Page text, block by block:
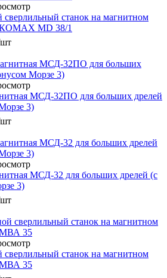
сверлильный станок на магнитном
КОМАХ МD 38/1
МСД-32ПО для больших дрелей
3)
МСД-32 для больших дрелей (с
3)
сверлильный станок на магнитном
МВА 35